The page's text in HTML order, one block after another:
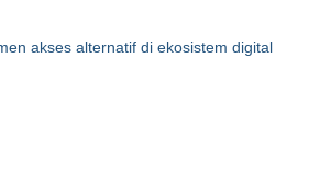
akses alternatif di ekosistem digital